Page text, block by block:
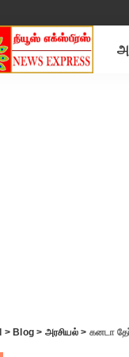
> Blog > அரசியல்> கனடா